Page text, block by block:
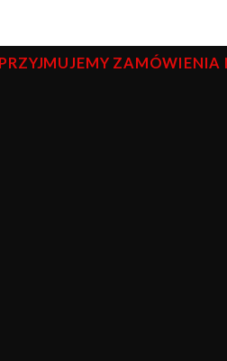
PRZYJMUJEMY ZAMÓWIENIA